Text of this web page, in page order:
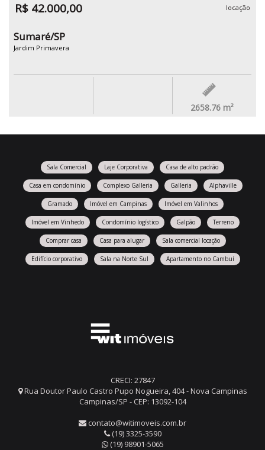
R$ 42.000,00 locação
Sumaré/SP
Jardim Primavera
2658.76 m²
Sala Comercial Laje Corporativa Casa de alto padrão
Casa em condomínio Complexo Galleria Galleria Alphaville
Gramado Imóvel em Campinas Imóvel em Valinhos
Imóvel em Vinhedo Condomínio logístico Galpão Terreno
Comprar casa Casa para alugar Sala comercial locação
Edifício corporativo Sala na Norte Sul Apartamento no Cambuí
CRECI: 27847
Rua Doutor Paulo Castro Pupo Nogueira, 404 - Nova Campinas
Campinas/SP - CEP: 13092-104
contato@witimoveis.com.br
(19) 3325-3590
(19) 98901-5065